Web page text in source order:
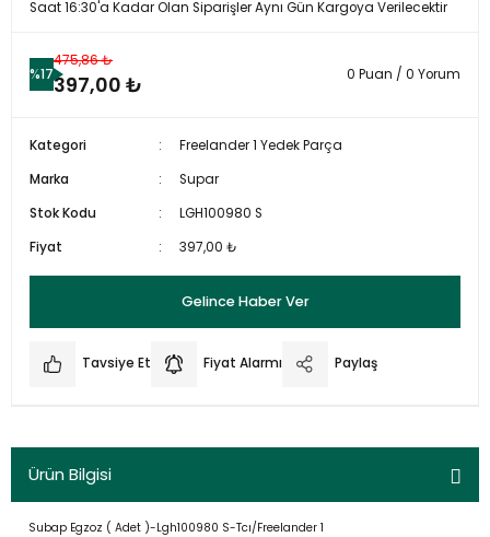
Saat 16:30'a Kadar Olan Siparişler Aynı Gün Kargoya Verilecektir
%17
475,86 ₺
397,00 ₺ 0 Puan / 0 Yorum
Kategori
Freelander 1 Yedek Parça
Marka
Supar
Stok Kodu
LGH100980 S
Fiyat
397,00 ₺
Gelince Haber Ver
Tavsiye Et Fiyat Alarmı Paylaş
Ürün Bilgisi
Subap Egzoz ( Adet )-Lgh100980 S-Tcı/Freelander 1